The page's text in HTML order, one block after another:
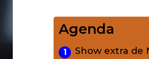
charme
conquistou o
Agenda
1
Show extra de